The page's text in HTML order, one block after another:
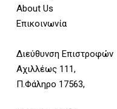
About Us
Επικοινωνία
Διεύθυνση Επιστροφών
Αχιλλέως 111,
Π.Φάληρο 17563,